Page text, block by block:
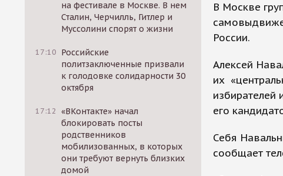
на фестивале в Москве. В нем
Сталин, Черчилль, Гитлер и
Муссолини спорят о жизни
17:10 Российские
политзаключенные призвали
к голодовке солидарности 30
октября
17:12 «ВКонтакте» начал
блокировать посты
родственников
мобилизованных, в которых
они требуют вернуть близких
домой
В Москве
России.
Алексей
их
избирателей
его
Себя
сообщает